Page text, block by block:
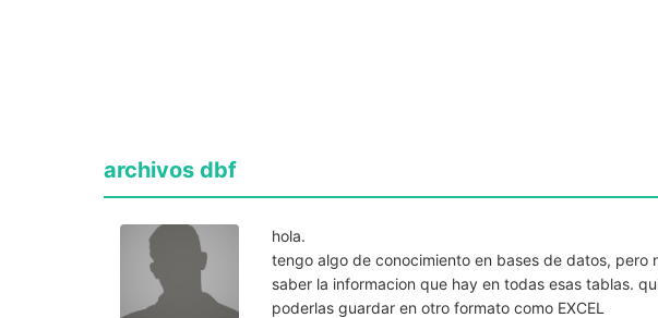
archivos dbf
hola.
tengo algo de conocimiento en bases de datos,
saber la informacion que hay en todas esas tablas.
poderlas guardar en otro formato como EXCEL